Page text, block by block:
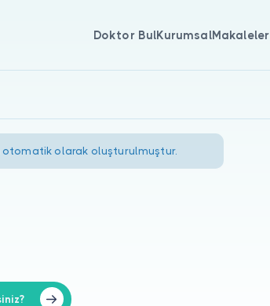
Doktor BulKurumsalMakaleler
otomatik olarak oluşturulmuştur.